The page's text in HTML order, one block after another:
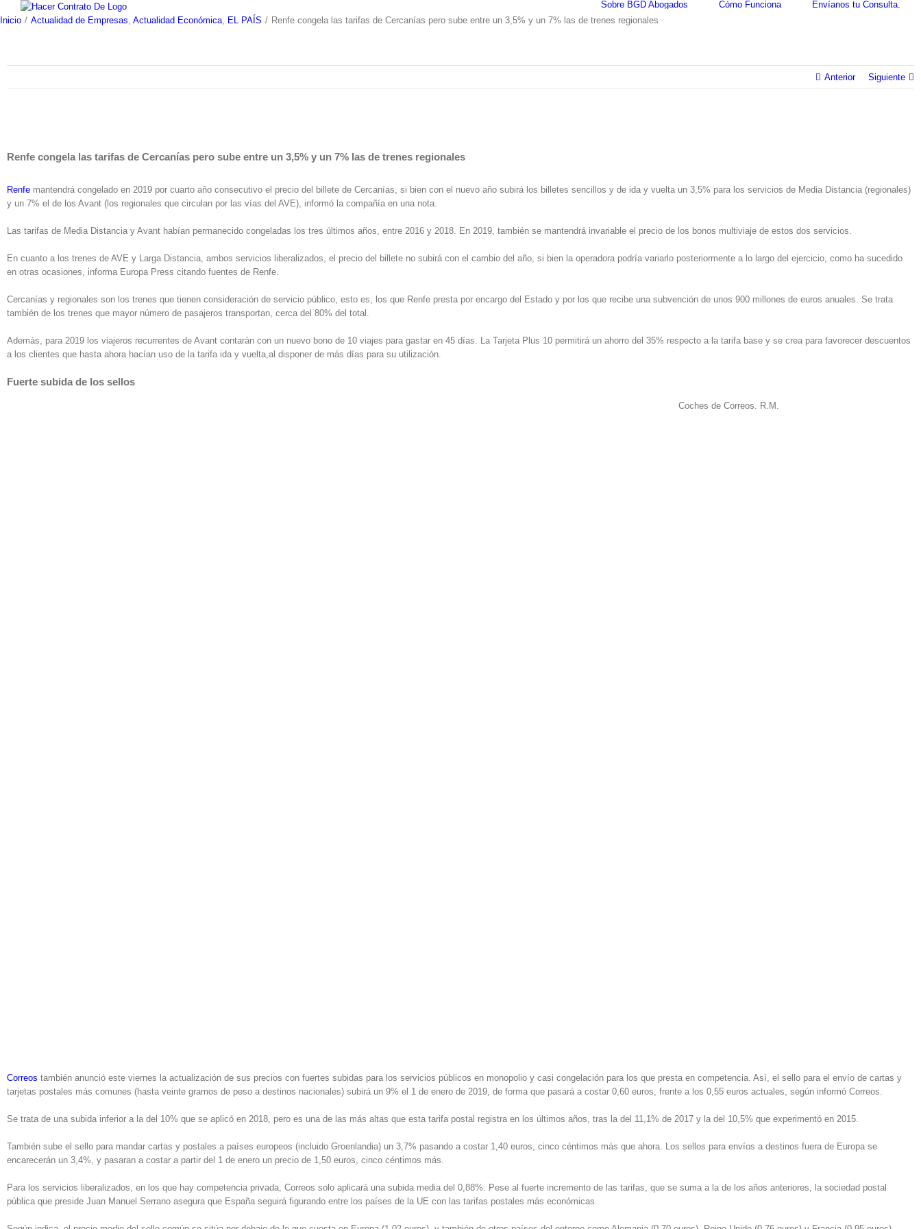
to
Sobre BGD Abogados Cómo Funciona
Envíanos tu Consulta.
Inicio / Actualidad de Empresas, Actualidad Económica, EL PAÍS / Renfe congela las tarifas de Cercanías pero sube entre un 3,5% y un 7% las de trenes regionales
Anterior Siguiente
Renfe congela las tarifas de Cercanías pero sube entre un 3,5% y un 7% las de trenes regionales
Renfe mantendrá congelado en 2019 por cuarto año consecutivo el precio del billete de Cercanías, si bien con el nuevo año subirá los billetes sencillos y de ida y vuelta un 3,5% para los servicios de Media Distancia (regionales)
y un 7% el de los Avant (los regionales que circulan por las vías del AVE), informó la compañía en una nota.
Las tarifas de Media Distancia y Avant habían permanecido congeladas los tres últimos años, entre 2016 y 2018. En 2019, también se mantendrá invariable el precio de los bonos multiviaje de estos dos servicios.
En cuanto a los trenes de AVE y Larga Distancia, ambos servicios liberalizados, el precio del billete no subirá con el cambio del año, si bien la operadora podría variarlo posteriormente a lo largo del ejercicio, como ha sucedido
en otras ocasiones, informa Europa Press citando fuentes de Renfe.
Cercanías y regionales son los trenes que tienen consideración de servicio público, esto es, los que Renfe presta por encargo del Estado y por los que recibe una subvención de unos 900 millones de euros anuales. Se trata
también de los trenes que mayor número de pasajeros transportan, cerca del 80% del total.
Además, para 2019 los viajeros recurrentes de Avant contarán con un nuevo bono de 10 viajes para gastar en 45 días. La Tarjeta Plus 10 permitirá un ahorro del 35% respecto a la tarifa base y se crea para favorecer descuentos
a los clientes que hasta ahora hacían uso de la tarifa ida y vuelta,al disponer de más días para su utilización.
Fuerte subida de los sellos
Coches de Correos. R.M.
Correos también anunció este viernes la actualización de sus precios con fuertes subidas para los servicios públicos en monopolio y casi congelación para los que presta en competencia. Así, el sello para el envío de cartas y
tarjetas postales más comunes (hasta veinte gramos de peso a destinos nacionales) subirá un 9% el 1 de enero de 2019, de forma que pasará a costar 0,60 euros, frente a los 0,55 euros actuales, según informó Correos.
Se trata de una subida inferior a la del 10% que se aplicó en 2018, pero es una de las más altas que esta tarifa postal registra en los últimos años, tras la del 11,1% de 2017 y la del 10,5% que experimentó en 2015.
También sube el sello para mandar cartas y postales a países europeos (incluido Groenlandia) un 3,7% pasando a costar 1,40 euros, cinco céntimos más que ahora. Los sellos para envíos a destinos fuera de Europa se
encarecerán un 3,4%, y pasaran a costar a partir del 1 de enero un precio de 1,50 euros, cinco céntimos más.
Para los servicios liberalizados, en los que hay competencia privada, Correos solo aplicará una subida media del 0,88%. Pese al fuerte incremento de las tarifas, que se suma a la de los años anteriores, la sociedad postal
pública que preside Juan Manuel Serrano asegura que España seguirá figurando entre los países de la UE con las tarifas postales más económicas.